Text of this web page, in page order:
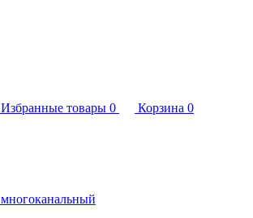
Избранные товары 0 Корзина 0
многоканальный